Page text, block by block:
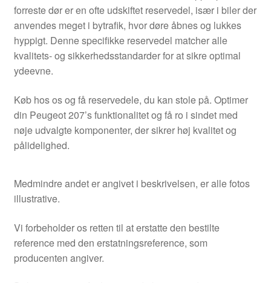
forreste dør er en ofte udskiftet reservedel, især i biler der
anvendes meget i bytrafik, hvor døre åbnes og lukkes
hyppigt. Denne specifikke reservedel matcher alle
kvalitets- og sikkerhedsstandarder for at sikre optimal
ydeevne.
Køb hos os og få reservedele, du kan stole på. Optimer
din Peugeot 207’s funktionalitet og få ro i sindet med
nøje udvalgte komponenter, der sikrer høj kvalitet og
pålidelighed.
Medmindre andet er angivet i beskrivelsen, er alle fotos
illustrative.
Vi forbeholder os retten til at erstatte den bestilte
reference med den erstatningsreference, som
producenten angiver.